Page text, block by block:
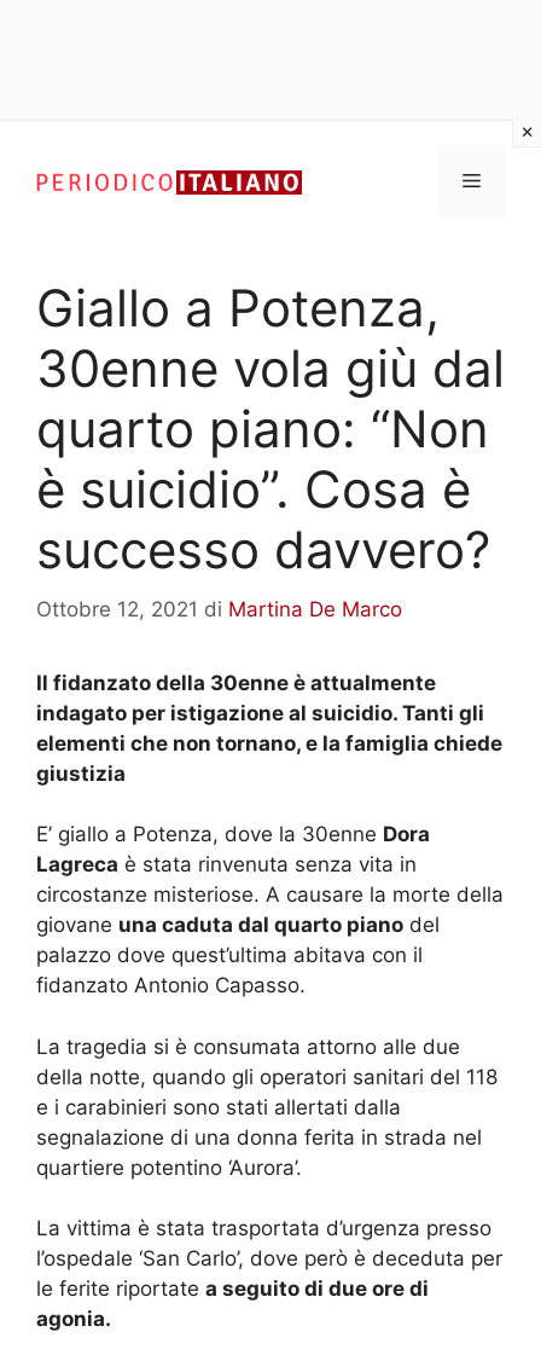
contenuto
Menu
Giallo a Potenza,
30enne vola giù dal
quarto piano: “Non
è suicidio”. Cosa è
successo davvero?
Ottobre 12, 2021 di Martina De Marco
Il fidanzato della 30enne è attualmente
indagato per istigazione al suicidio. Tanti gli
elementi che non tornano, e la famiglia chiede
giustizia
E’ giallo a Potenza, dove la 30enne Dora
Lagreca è stata rinvenuta senza vita in
circostanze misteriose. A causare la morte della
giovane una caduta dal quarto piano del
palazzo dove quest’ultima abitava con il
fidanzato Antonio Capasso.
La tragedia si è consumata attorno alle due
della notte, quando gli operatori sanitari del 118
e i carabinieri sono stati allertati dalla
segnalazione di una donna ferita in strada nel
quartiere potentino ‘Aurora’.
La vittima è stata trasportata d’urgenza presso
l’ospedale ‘San Carlo’, dove però è deceduta per
le ferite riportate a seguito di due ore di
agonia.